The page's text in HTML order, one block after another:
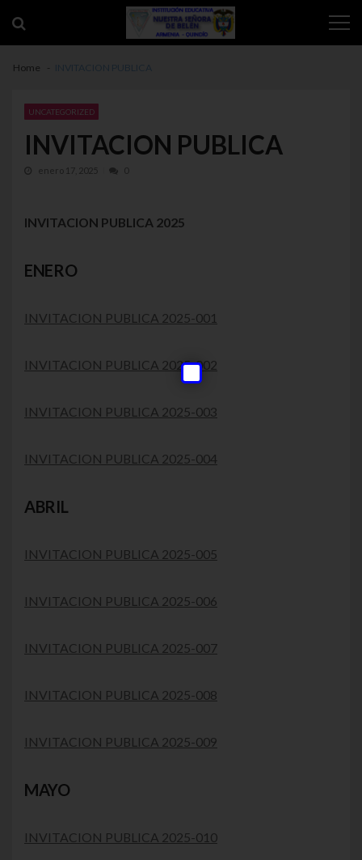
Home INVITACION PUBLICA
UNCATEGORIZED
INVITACION PUBLICA
enero 17, 2025 0
INVITACION PUBLICA 2025
ENERO
INVITACION PUBLICA 2025-001
INVITACION PUBLICA 2025-002
INVITACION PUBLICA 2025-003
INVITACION PUBLICA 2025-004
ABRIL
INVITACION PUBLICA 2025-005
INVITACION PUBLICA 2025-006
INVITACION PUBLICA 2025-007
INVITACION PUBLICA 2025-008
INVITACION PUBLICA 2025-009
MAYO
INVITACION PUBLICA 2025-010